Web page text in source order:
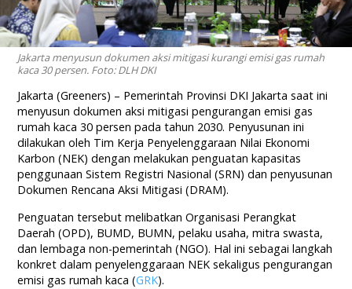
Jakarta menyusun dokumen aksi mitigasi kurangi emisi gas rumah
kaca 30 persen. Foto: DLH DKI
Jakarta (Greeners) – Pemerintah Provinsi DKI Jakarta saat ini
menyusun dokumen aksi mitigasi pengurangan emisi gas
rumah kaca 30 persen pada tahun 2030. Penyusunan ini
dilakukan oleh Tim Kerja Penyelenggaraan Nilai Ekonomi
Karbon (NEK) dengan melakukan penguatan kapasitas
penggunaan Sistem Registri Nasional (SRN) dan penyusunan
Dokumen Rencana Aksi Mitigasi (DRAM).
Penguatan tersebut melibatkan Organisasi Perangkat
Daerah (OPD), BUMD, BUMN, pelaku usaha, mitra swasta,
dan lembaga non-pemerintah (NGO). Hal ini sebagai langkah
konkret dalam penyelenggaraan NEK sekaligus pengurangan
emisi gas rumah kaca (GRK).